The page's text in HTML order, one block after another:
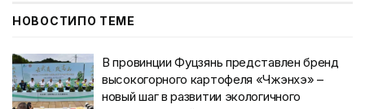
НОВОСТИПО ТЕМЕ
В провинции Фуцзянь представлен бренд
высокогорного картофеля «Чжэнхэ» –
новый шаг в развитии экологичного